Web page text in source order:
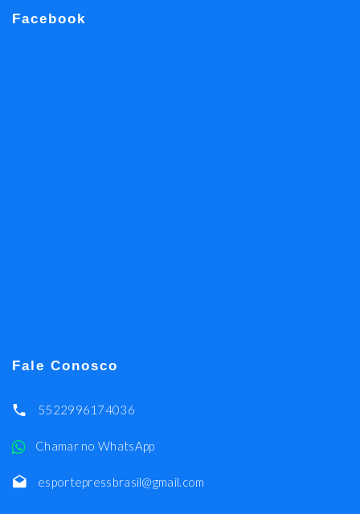
Facebook
Fale Conosco
5522996174036
Chamar no WhatsApp
esportepressbrasil@gmail.com